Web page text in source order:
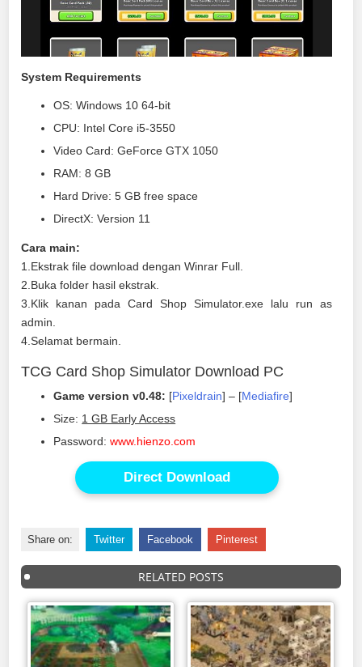
System Requirements
OS: Windows 10 64-bit
CPU: Intel Core i5-3550
Video Card: GeForce GTX 1050
RAM: 8 GB
Hard Drive: 5 GB free space
DirectX: Version 11
Cara main:
1.Ekstrak file download dengan Winrar Full.
2.Buka folder hasil ekstrak.
3.Klik kanan pada Card Shop Simulator.exe lalu run as
admin.
4.Selamat bermain.
TCG Card Shop Simulator Download PC
Game version v0.48: [Pixeldrain] – [Mediafire]
Size: 1 GB Early Access
Password:www.hienzo.com
Direct Download
Share on: Twitter Facebook Pinterest
RELATED POSTS